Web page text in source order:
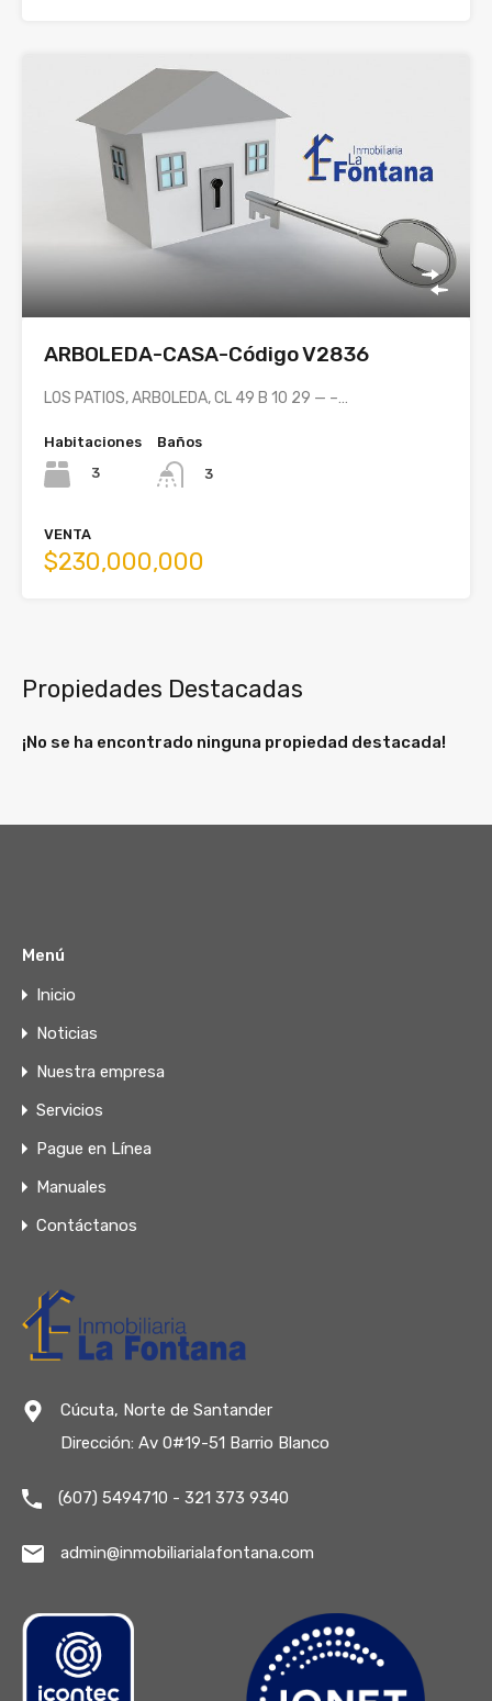
ARBOLEDA-CASA-Código V2836
LOS PATIOS, ARBOLEDA, CL 49 B 10 29 — –…
Habitaciones
3
Baños
3
VENTA
$230,000,000
Propiedades Destacadas
¡No se ha encontrado ninguna propiedad destacada!
Menú
Inicio
Noticias
Nuestra empresa
Servicios
Pague en Línea
Manuales
Contáctanos
Cúcuta, Norte de Santander
Dirección: Av 0#19-51 Barrio Blanco
(607) 5494710 - 321 373 9340
admin@inmobiliarialafontana.com